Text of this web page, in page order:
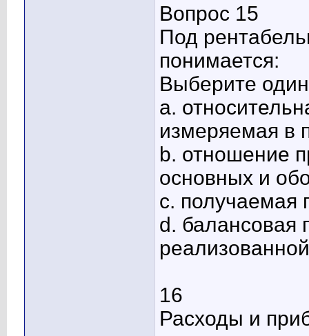
Вопрос 15
Под
понимается:
Выберите
a.
измеряемая в
b. отношение
основных и
c. получаемая
d. балансовая
16
Расходы и